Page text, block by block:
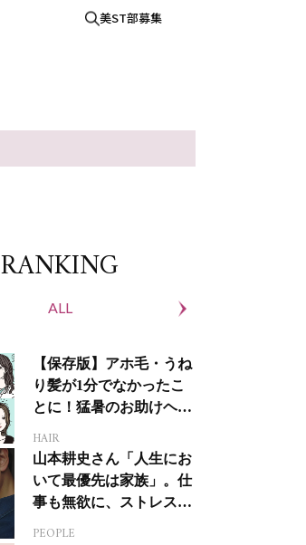
美ST部募集
RANKING
ALL
【保存版】アホ毛・うね
り髪が1分でなかったこ
とに！猛暑のお助けヘア
HAIR
山本耕史さん「人生にお
いて最優先は家族」。仕
事も無欲に、ストレスを
PEOPLE